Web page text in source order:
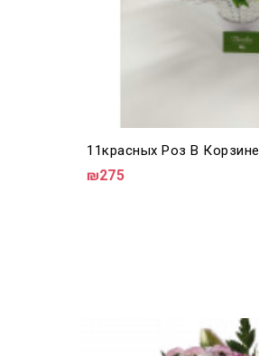
11красных Роз В Корзине
₪275